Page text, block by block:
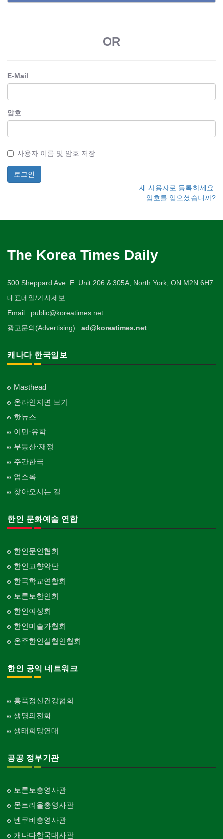
OR
E-Mail
암호
사용자 이름 및 암호 저장
새 사용자로 등록하세요.
암호를 잊으셨습니까?
The Korea Times Daily
500 Sheppard Ave. E. Unit 206 & 305A, North York, ON M2N 6H7
대표메일/기사제보
Email : public@koreatimes.net
광고문의(Advertising) : ad@koreatimes.net
캐나다 한국일보
Masthead
온라인지면 보기
핫뉴스
이민·유학
부동산·재정
주간한국
업소록
찾아오시는 길
한인 문화예술 연합
한인문인협회
한인교향악단
한국학교연합회
토론토한인회
한인여성회
한인미술가협회
온주한인실협인협회
한인 공익 네트워크
홍푹정신건강협회
생명의전화
생태희망연대
공공 정부기관
토론토총영사관
몬트리올총영사관
벤쿠버총영사관
캐나다한국대사관